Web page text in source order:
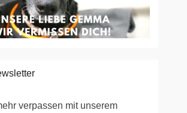
verpassen mit unserem